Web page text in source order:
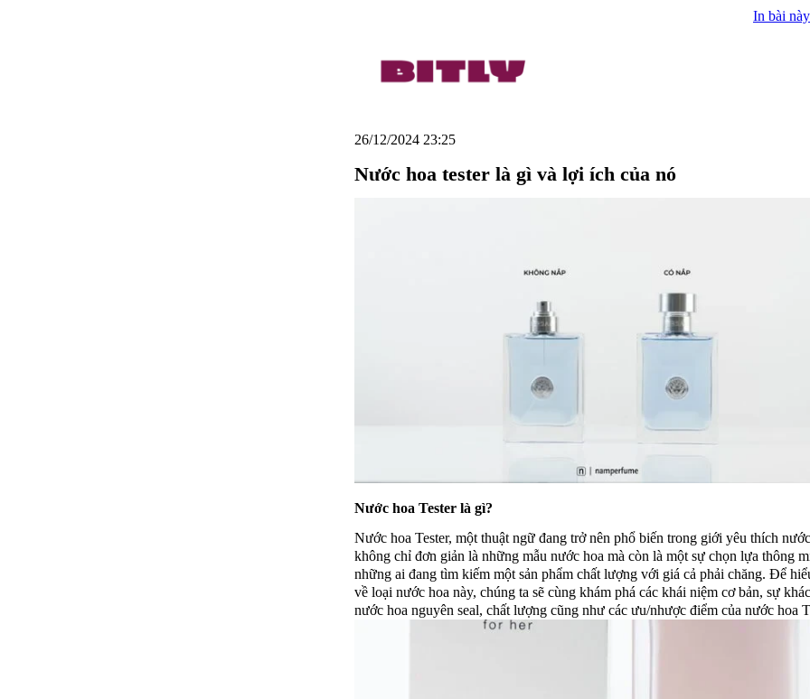
26/12/2024 23:25
In bài
Nước hoa tester là gì và lợi ích của nó
Nước hoa Tester là gì?
Nước hoa Tester, một thuật ngữ đang trở nên phổ biến trong giới yêu thích
không chỉ đơn giản là những mẫu nước hoa mà còn là một sự chọn lựa thông
những ai đang tìm kiếm một sản phẩm chất lượng với giá cả phải chăng. Để
về loại nước hoa này, chúng ta sẽ cùng khám phá các khái niệm cơ bản, sự
nước hoa nguyên seal, chất lượng cũng như các ưu/nhược điểm của nước hoa